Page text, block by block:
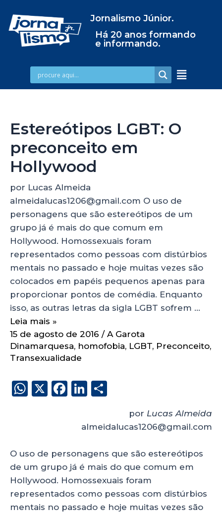
Jornalismo Júnior.
Há 20 anos formando
e informando.
Estereótipos LGBT: O
preconceito em
Hollywood
por Lucas Almeida
almeidalucas1206@gmail.com O uso de
personagens que são estereótipos de um
grupo já é mais do que comum em
Hollywood. Homossexuais foram
representados como pessoas com distúrbios
mentais no passado e hoje muitas vezes são
colocados em papéis pequenos apenas para
proporcionar pontos de comédia. Enquanto
isso, as outras letras da sigla LGBT sofrem …
Leia mais »
15 de agosto de 2016 / A Garota
Dinamarquesa, homofobia, LGBT, Preconceito,
Transexualidade
W
A
p
p
X
F
b
o
o
k
Li
k
e
dI
n
a
re
por Lucas Almeida
almeidalucas1206@gmail.com
O uso de personagens que são estereótipos
de um grupo já é mais do que comum em
Hollywood. Homossexuais foram
representados como pessoas com distúrbios
mentais no passado e hoje muitas vezes são